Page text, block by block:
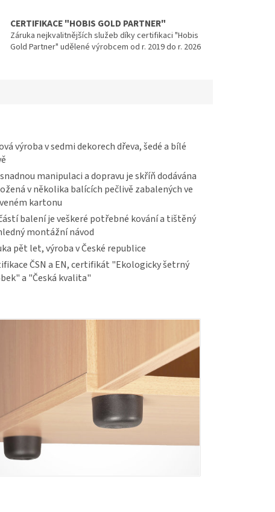
CERTIFIKACE "HOBIS GOLD PARTNER"
Záruka nejkvalitnějších služeb díky certifikaci "Hobis
Gold Partner" udělené výrobcem od r. 2019 do r. 2026
výroba v sedmi dekorech dřeva, šedé a bílé
manipulaci a dopravu je skříň dodávána
v několika balících pečlivě zabalených ve
kartonu
balení je veškeré potřebné kování a tištěný
montážní návod
pět let, výroba v České republice
ČSN a EN, certifikát "Ekologicky šetrný
a "Česká kvalita"